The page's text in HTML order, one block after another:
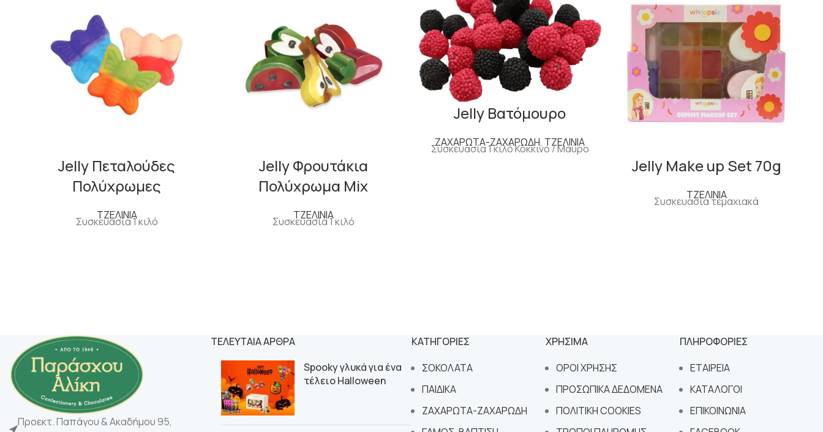
Jelly Πεταλούδες
Πολύχρωμες
ΤΖΕΛΙΝΙΑ
Συσκευασία 1 κιλό
Jelly Φρουτάκια
Πολύχρωμα Mix
ΤΖΕΛΙΝΙΑ
Συσκευασία 1 κιλό
Jelly Βατόμουρο
ΖΑΧΑΡΩΤΑ-ΖΑΧΑΡΩΔΗ, ΤΖΕΛΙΝΙΑ
Συσκευασία 1 κιλό Κόκκινο / Μαύρο
Jelly Make up Set 70g
ΤΖΕΛΙΝΙΑ
Συσκευασία τεμαχιακά
Προεκτ. Παπάγου & Ακαδήμου 95,
ΤΕΛΕΥΤΑΙΑ ΑΡΘΡΑ
Spooky γλυκά για ένα
τέλειο Halloween
ΚΑΤΗΓΟΡΙΕΣ
ΣΟΚΟΛΑΤΑ
ΠΑΙΔΙΚΑ
ΖΑΧΑΡΩΤΑ-ΖΑΧΑΡΩΔΗ
ΧΡΗΣΙΜΑ
ΟΡΟΙ ΧΡΗΣΗΣ
ΠΡΟΣΩΠΙΚΑ ΔΕΔΟΜΕΝΑ
ΠΟΛΙΤΙΚΗ COOKIES
ΠΛΗΡΟΦΟΡΙΕΣ
ΕΤΑΙΡΕΙΑ
ΚΑΤΑΛΟΓΟΙ
ΕΠΙΚΟΙΝΩΝΙΑ